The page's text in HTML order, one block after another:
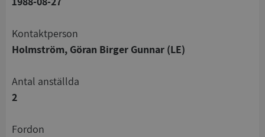
Kontaktperson
Holmström, Göran Birger Gunnar (LE)
Antal anställda
2
Fordon